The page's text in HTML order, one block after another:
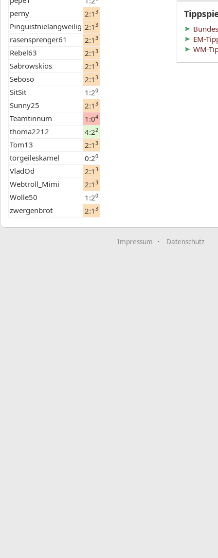
EM-
WM-
perny 2:1 3
Pinguistnielangweilig 2:1 3
rasensprenger61 2:1 3
Rebel63 2:1 3
Sabrowskios 2:1 3
Seboso 2:1 3
SitSit 1:20
Sunny25 2:1 3
Teamtinnum 1:04
thoma2212 4:22
Tom13 2:1 3
torgeileskamel 0:20
VladOd 2:1 3
Webtroll_Mimi 2:1 3
Wolle50 1:20
zwergenbrot 2:1 3
Impressum Datenschutz